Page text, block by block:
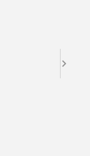
auffälliges
brauchen, um
versorgen. Dass